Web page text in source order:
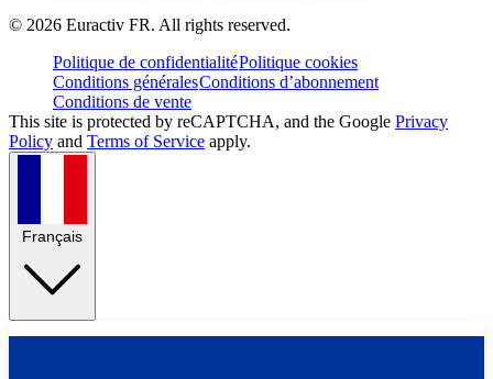
© 2026 Euractiv FR. All rights reserved.
Politique de confidentialitéPolitique cookies
Conditions généralesConditions d’abonnement
Conditions de vente
This site is protected by reCAPTCHA, and the Google Privacy
Policy and Terms of Service apply.
Français